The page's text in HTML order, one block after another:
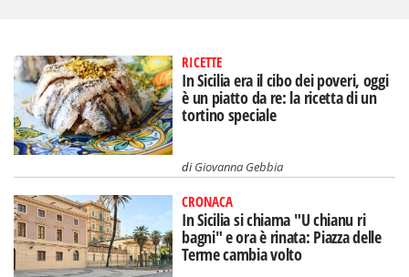
RICETTE
In Sicilia era il cibo dei poveri, oggi
è un piatto da re: la ricetta di un
tortino speciale
diGiovanna Gebbia
CRONACA
In Sicilia si chiama "U chianu ri
bagni" e ora è rinata: Piazza delle
Terme cambia volto